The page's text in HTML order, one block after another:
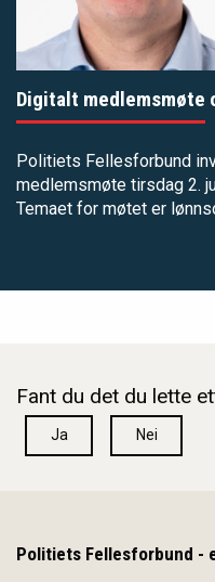
Digitalt medlemsmøte
Politiets Fellesforbund
medlemsmøte tirsdag 2.
Temaet for møtet er
Fant du det du lette
Ja Nei
Politiets Fellesforbund -